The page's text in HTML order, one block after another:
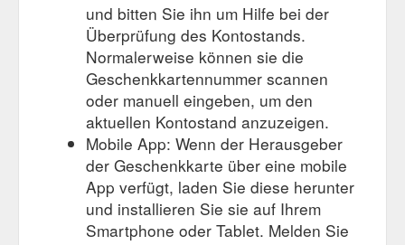
und bitten Sie ihn um Hilfe bei der
Überprüfung des Kontostands.
Normalerweise können sie die
Geschenkkartennummer scannen
oder manuell eingeben, um den
aktuellen Kontostand anzuzeigen.
Mobile App: Wenn der Herausgeber
der Geschenkkarte über eine mobile
App verfügt, laden Sie diese herunter
und installieren Sie sie auf Ihrem
Smartphone oder Tablet. Melden Sie